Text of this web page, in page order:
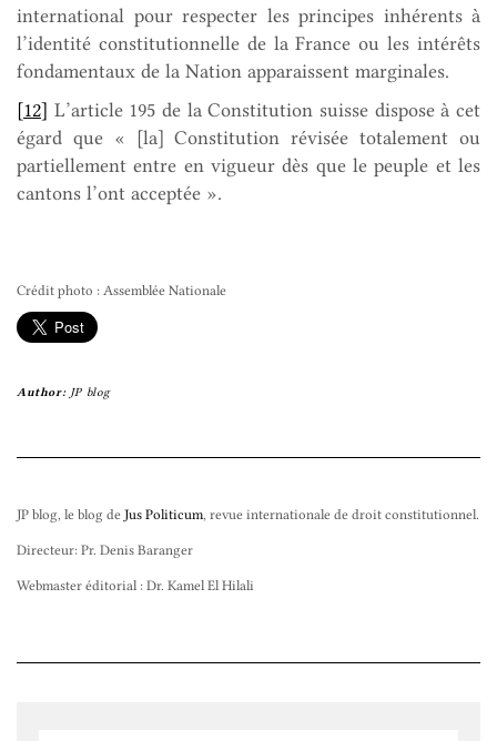
international pour respecter les principes inhérents à
l’identité constitutionnelle de la France ou les intérêts
fondamentaux de la Nation apparaissent marginales.
[12] L’article 195 de la Constitution suisse dispose à cet
égard que « [la] Constitution révisée totalement ou
partiellement entre en vigueur dès que le peuple et les
cantons l’ont acceptée ».
Crédit photo : Assemblée Nationale
Author: JP blog
JP blog, le blog de Jus Politicum , revue internationale de droit constitutionnel.
Directeur: Pr. Denis Baranger
Webmaster éditorial : Dr. Kamel El Hilali